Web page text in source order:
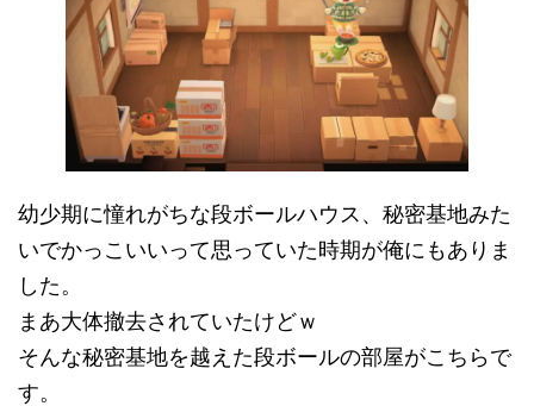
幼少期に憧れがちな段ボールハウス、秘密基地みた
いでかっこいいって思っていた時期が俺にもありま
した。
まあ大体撤去されていたけどｗ
そんな秘密基地を越えた段ボールの部屋がこちらで
す。